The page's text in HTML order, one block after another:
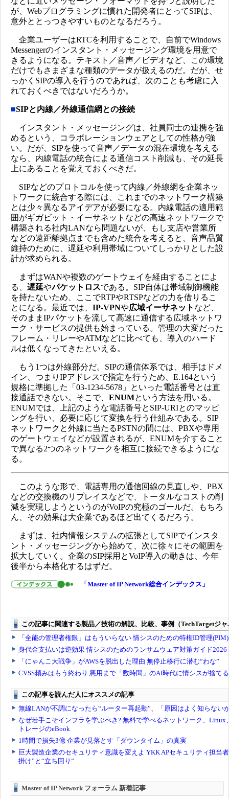
が、Webプログラミングに慣れた開発者にとってSIPは、
意外ととっつきやすいものとなるだろう。
企業ユーザーはRTCを利用することで、自前でWindows
Messengerのインスタント・メッセージング環境を用意で
きるようになる。テキスト／音声／ビデオなど、この環境
だけでもさまざまな種類のデータが扱えるのだ。だが、せ
っかくSIPの導入を行うのであれば、次のことも考慮に入
れておくべきではないだろうか。
■SIPと内線／外線通信網との接続
インスタント・メッセージングは、社員同士の連携を強
めるという、コラボレーションウェアとしての性格が強
い。だが、SIPを使って音声／データの混在環境を考える
なら、内線電話の統合による通信コスト削減も、その延長
上にあることを覚えておくべきだ。
SIPなどのプロトコルを使って内線／外線網を企業ネッ
トワークに統合する際には、これまでのネットワーク構築
とは少々異なるアイデアが必要になる。内線電話の適用範
囲がギガビット・イーサネットなどの高速ネットワークで
構築される社内LANなら問題ないが、もし支店や営業所
などの遠距離拠点までも含めた統合を考えると、音声品質
維持のために、遅延や利用帯域についてしっかりとした設
計が求められる。
まずはWANや複数のゲートウェイを経由することによ
る、 遅延やパケットロスである。SIP自体は帯域制御機能
を持たないため、ここでRTPやRTSPなどの力を借りるこ
とになる。最近では、 IP-VPNや広域イーサネット など、
そのままIPパケットを流して高速に通信する広域ネットワ
ーク・サービスの提供も始まっている。管理の大変だった
フレーム・リレーやATMなどに比べても、導入のハード
ルは低くなってきたといえる。
もう1つは外線部分だ。SIPの通信体系では、相手はドメ
イン、つまりIPアドレスで指定を行うため、E.164という
規格に準拠した「03-1234-5678」といった電話番号とは直
接通話できない。そこで、 ENUMという方法を用いる。
ENUMでは、上記のような電話番号とSIP-URIとのマッピ
ングを行い、必要に応じて変換を行う仕組みである。SIP
ネットワークと外線に当たるPSTNの間には、PBXや専用
のゲートウェイなどが設置されるが、ENUMを介すること
で異なる2つのネットワークを相互に接続できるようにな
る。
このような形で、電話専用の通信回線の見直しや、PBX
などの交換機のリプレイスなどで、トータルなコストの削
減を実現しようというのがVoIPの究極のゴールだ。もちろ
ん、その効果は大企業であるほど出てくるだろう。
まずは、社内情報システムの拡張としてSIPでインスタ
ント・メッセージングから始めて、次に徐々にその範囲を
拡大していく。企業のSIP採用とVoIP導入の動きは、今年
後半から本格化するはずだ。
「Master of IP Network総合インデックス」
Master of IP Network フォーラム 新着記事